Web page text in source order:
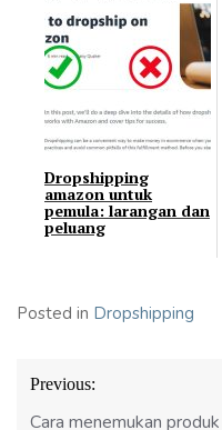
Dropshipping
amazon untuk
pemula: larangan dan
peluang
Posted in Dropshipping
Navigasi
pos
Previous:
Cara menemukan produk